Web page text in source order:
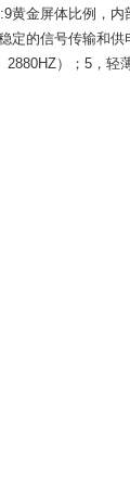
黄金屏体比例，内
定的信号传输和供
2880HZ）；5，轻